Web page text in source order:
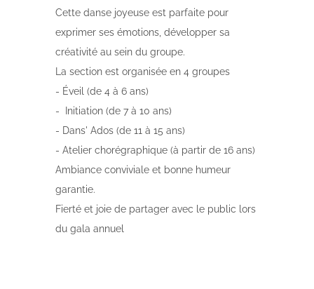
Cette danse joyeuse est parfaite pour
exprimer ses émotions, développer sa
créativité au sein du groupe.
La section est organisée en 4 groupes
- Éveil (de 4 à 6 ans)
- Initiation (de 7 à 10 ans)
- Dans' Ados (de 11 à 15 ans)
- Atelier chorégraphique (à partir de 16 ans)
Ambiance conviviale et bonne humeur
garantie.
Fierté et joie de partager avec le public lors
du gala annuel